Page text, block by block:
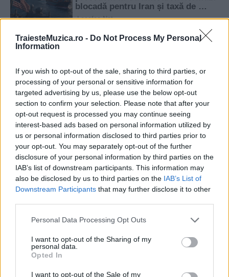
TraiesteMuzica.ro - Do Not Process My Personal
Information
If you wish to opt-out of the sale, sharing to third parties, or
processing of your personal or sensitive information for
targeted advertising by us, please use the below opt-out
section to confirm your selection. Please note that after your
opt-out request is processed you may continue seeing
interest-based ads based on personal information utilized by
us or personal information disclosed to third parties prior to
your opt-out. You may separately opt-out of the further
disclosure of your personal information by third parties on the
IAB’s list of downstream participants. This information may
also be disclosed by us to third parties on the IAB’s List of
Downstream Participants that may further disclose it to other
Please note that this website/app uses one or more Google
not limited to your visit or usage behaviour. You may click to
grant or deny consent to Google and its third-party tags to
use your data for below specified purposes in below Google
consent section.
Personal Data Processing Opt Outs
I want to opt-out of the Sharing of my
personal data.
Opted In
I want to opt-out of the Sale of my